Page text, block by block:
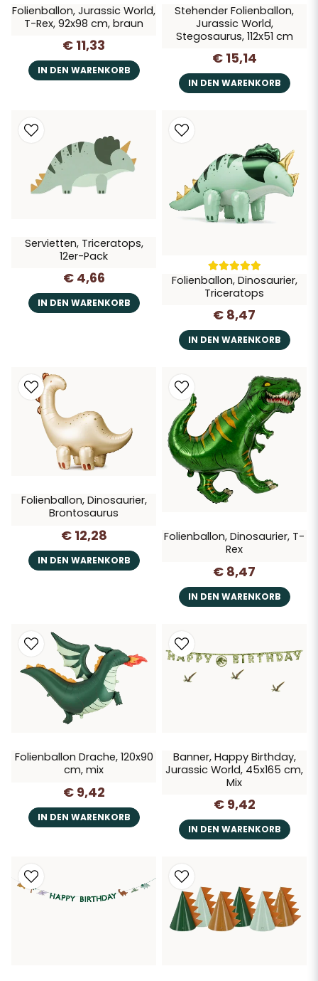
Folienballon, Jurassic World,
T-Rex, 92x98 cm, braun
€ 11,33
IN DEN WARENKORB
Stehender Folienballon,
Jurassic World,
Stegosaurus, 112x51 cm
€ 15,14
IN DEN WARENKORB
Servietten, Triceratops,
12er-Pack
€ 4,66
IN DEN WARENKORB
Folienballon, Dinosaurier,
Triceratops
€ 8,47
IN DEN WARENKORB
Folienballon, Dinosaurier,
Brontosaurus
€ 12,28
IN DEN WARENKORB
Folienballon, Dinosaurier, T-
Rex
€ 8,47
IN DEN WARENKORB
Folienballon Drache, 120x90
cm, mix
€ 9,42
IN DEN WARENKORB
Banner, Happy Birthday,
Jurassic World, 45x165 cm,
Mix
€ 9,42
IN DEN WARENKORB